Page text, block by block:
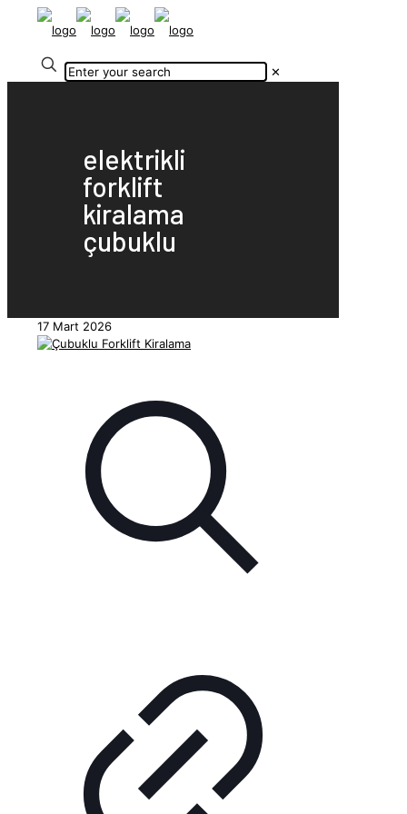
✕
elektrikli
forklift
kiralama
çubuklu
17 Mart 2026